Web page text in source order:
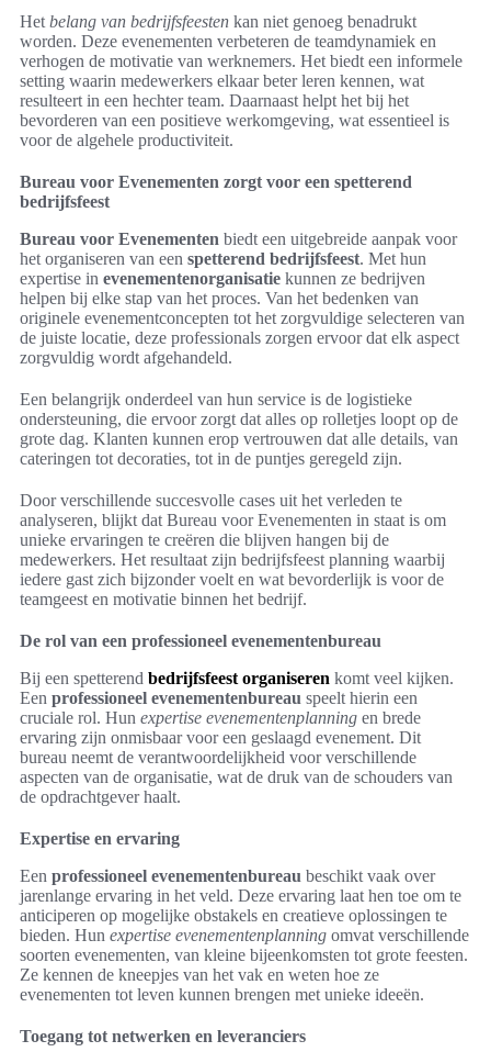
Het belang van bedrijfsfeesten kan niet genoeg benadrukt
worden. Deze evenementen verbeteren de teamdynamiek en
verhogen de motivatie van werknemers. Het biedt een informele
setting waarin medewerkers elkaar beter leren kennen, wat
resulteert in een hechter team. Daarnaast helpt het bij het
bevorderen van een positieve werkomgeving, wat essentieel is
voor de algehele productiviteit.
Bureau voor Evenementen zorgt voor een spetterend
bedrijfsfeest
Bureau voor Evenementen biedt een uitgebreide aanpak voor
het organiseren van een spetterend bedrijfsfeest. Met hun
expertise in evenementenorganisatie kunnen ze bedrijven
helpen bij elke stap van het proces. Van het bedenken van
originele evenementconcepten tot het zorgvuldige selecteren van
de juiste locatie, deze professionals zorgen ervoor dat elk aspect
zorgvuldig wordt afgehandeld.
Een belangrijk onderdeel van hun service is de logistieke
ondersteuning, die ervoor zorgt dat alles op rolletjes loopt op de
grote dag. Klanten kunnen erop vertrouwen dat alle details, van
cateringen tot decoraties, tot in de puntjes geregeld zijn.
Door verschillende succesvolle cases uit het verleden te
analyseren, blijkt dat Bureau voor Evenementen in staat is om
unieke ervaringen te creëren die blijven hangen bij de
medewerkers. Het resultaat zijn bedrijfsfeest planning waarbij
iedere gast zich bijzonder voelt en wat bevorderlijk is voor de
teamgeest en motivatie binnen het bedrijf.
De rol van een professioneel evenementenbureau
Bij een spetterend bedrijfsfeest organiseren komt veel kijken.
Een professioneel evenementenbureau speelt hierin een
cruciale rol. Hun expertise evenementenplanning en brede
ervaring zijn onmisbaar voor een geslaagd evenement. Dit
bureau neemt de verantwoordelijkheid voor verschillende
aspecten van de organisatie, wat de druk van de schouders van
de opdrachtgever haalt.
Expertise en ervaring
Een professioneel evenementenbureau beschikt vaak over
jarenlange ervaring in het veld. Deze ervaring laat hen toe om te
anticiperen op mogelijke obstakels en creatieve oplossingen te
bieden. Hun expertise evenementenplanning omvat verschillende
soorten evenementen, van kleine bijeenkomsten tot grote feesten.
Ze kennen de kneepjes van het vak en weten hoe ze
evenementen tot leven kunnen brengen met unieke ideeën.
Toegang tot netwerken en leveranciers